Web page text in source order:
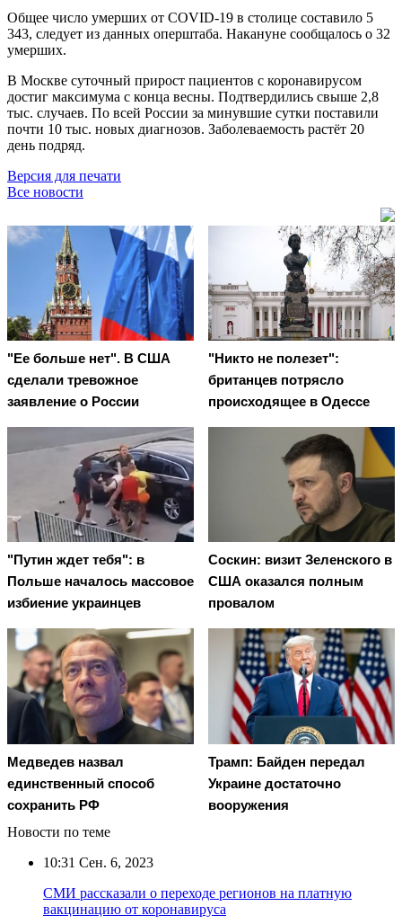
Общее число умерших от COVID-19 в столице составило 5
343, следует из данных оперштаба. Накануне сообщалось о 32
умерших.
В Москве суточный прирост пациентов с коронавирусом
достиг максимума с конца весны. Подтвердились свыше 2,8
тыс. случаев. По всей России за минувшие сутки поставили
почти 10 тыс. новых диагнозов. Заболеваемость растёт 20
день подряд.
Версия для печати
Все новости
"Ее больше нет". В США
сделали тревожное
заявление о России
"Никто не полезет":
британцев потрясло
происходящее в Одессе
"Путин ждет тебя": в
Польше началось массовое
избиение украинцев
Соскин: визит Зеленского в
США оказался полным
провалом
Медведев назвал
единственный способ
сохранить РФ
Трамп: Байден передал
Украине достаточно
вооружения
Новости по теме
10:31 Сен. 6, 2023
СМИ рассказали о переходе регионов на платную
вакцинацию от коронавируса